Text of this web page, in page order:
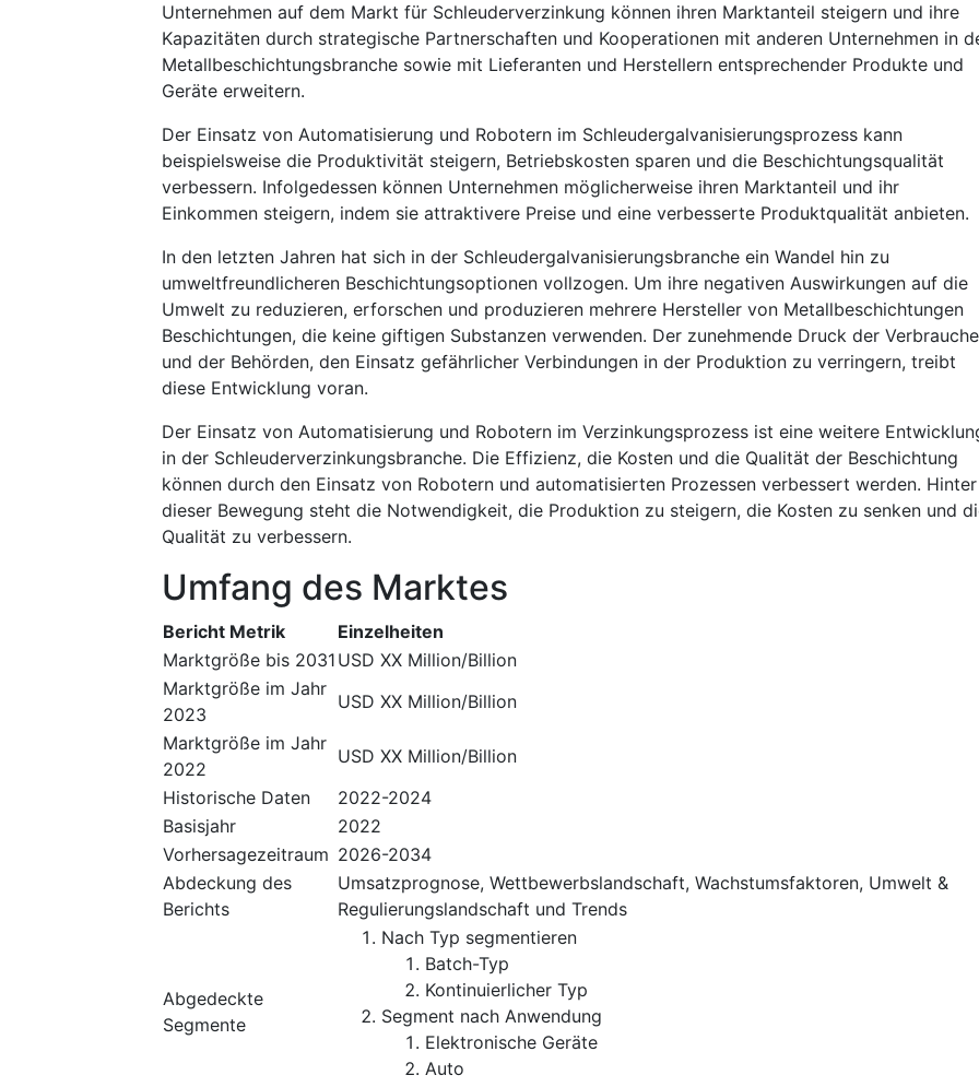
Unternehmen auf dem Markt für Schleuderverzinkung können ihren Marktanteil steigern und ihre
Kapazitäten durch strategische Partnerschaften und Kooperationen mit anderen Unternehmen in
Metallbeschichtungsbranche sowie mit Lieferanten und Herstellern entsprechender Produkte und
Geräte erweitern.
Der Einsatz von Automatisierung und Robotern im Schleudergalvanisierungsprozess kann
beispielsweise die Produktivität steigern, Betriebskosten sparen und die Beschichtungsqualität
verbessern. Infolgedessen können Unternehmen möglicherweise ihren Marktanteil und ihr
Einkommen steigern, indem sie attraktivere Preise und eine verbesserte Produktqualität anbieten.
In den letzten Jahren hat sich in der Schleudergalvanisierungsbranche ein Wandel hin zu
umweltfreundlicheren Beschichtungsoptionen vollzogen. Um ihre negativen Auswirkungen auf die
Umwelt zu reduzieren, erforschen und produzieren mehrere Hersteller von Metallbeschichtungen
Beschichtungen, die keine giftigen Substanzen verwenden. Der zunehmende Druck der
und der Behörden, den Einsatz gefährlicher Verbindungen in der Produktion zu verringern, treibt
diese Entwicklung voran.
Der Einsatz von Automatisierung und Robotern im Verzinkungsprozess ist eine weitere
in der Schleuderverzinkungsbranche. Die Effizienz, die Kosten und die Qualität der Beschichtung
können durch den Einsatz von Robotern und automatisierten Prozessen verbessert werden. Hinter
dieser Bewegung steht die Notwendigkeit, die Produktion zu steigern, die Kosten zu senken und
Qualität zu verbessern.
Umfang des Marktes
Bericht Metrik
Einzelheiten
Marktgröße bis 2031 USD XX Million/Billion
Marktgröße im Jahr
2023
USD XX Million/Billion
Marktgröße im Jahr
2022
USD XX Million/Billion
Historische Daten
2022-2024
Basisjahr
2022
Vorhersagezeitraum 2026-2034
Abdeckung des
Berichts
Umsatzprognose, Wettbewerbslandschaft, Wachstumsfaktoren, Umwelt &
Regulierungslandschaft und Trends
Abgedeckte
Segmente
Nach Typ segmentieren
Batch-Typ
Kontinuierlicher Typ
Segment nach Anwendung
Elektronische Geräte
Auto